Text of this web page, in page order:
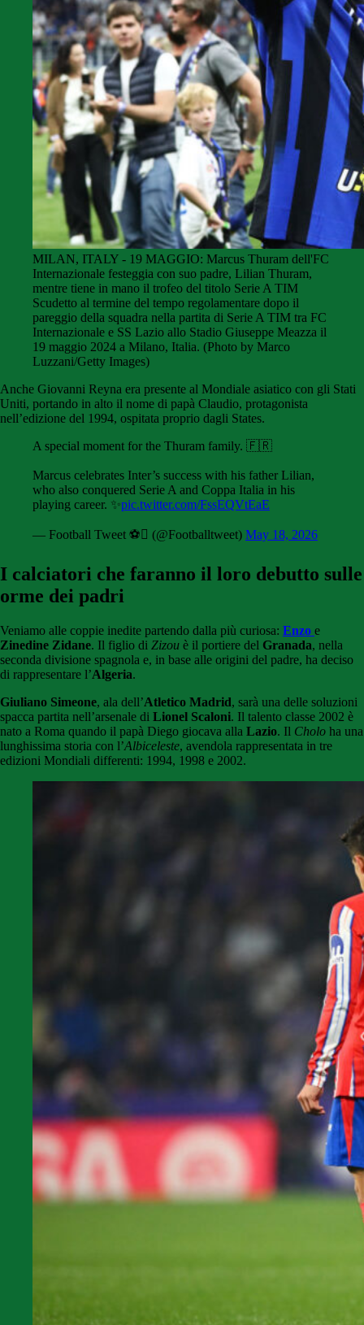
MILAN, ITALY - 19 MAGGIO: Marcus Thuram dell'FC
Internazionale festeggia con suo padre, Lilian Thuram,
mentre tiene in mano il trofeo del titolo Serie A TIM
Scudetto al termine del tempo regolamentare dopo il
pareggio della squadra nella partita di Serie A TIM tra FC
Internazionale e SS Lazio allo Stadio Giuseppe Meazza il
19 maggio 2024 a Milano, Italia. (Photo by Marco
Luzzani/Getty Images)
Anche Giovanni Reyna era presente al Mondiale asiatico con gli Stati
Uniti, portando in alto il nome di papà Claudio, protagonista
nell’edizione del 1994, ospitata proprio dagli States.
A special moment for the Thuram family. 🇫🇷
Marcus celebrates Inter’s success with his father Lilian,
who also conquered Serie A and Coppa Italia in his
playing career. ✨pic.twitter.com/FssEQVtEaE
— Football Tweet ⚽ (@Footballtweet) May 18, 2026
I calciatori che faranno il loro debutto sulle
orme dei padri
Veniamo alle coppie inedite partendo dalla più curiosa: Enzo e
Zinedine Zidane. Il figlio di Zizou è il portiere del Granada, nella
seconda divisione spagnola e, in base alle origini del padre, ha deciso
di rappresentare l’Algeria.
Giuliano Simeone, ala dell’Atletico Madrid, sarà una delle soluzioni
spacca partita nell’arsenale di Lionel Scaloni. Il talento classe 2002 è
nato a Roma quando il papà Diego giocava alla Lazio. Il Cholo ha una
lunghissima storia con l’Albiceleste, avendola rappresentata in tre
edizioni Mondiali differenti: 1994, 1998 e 2002.